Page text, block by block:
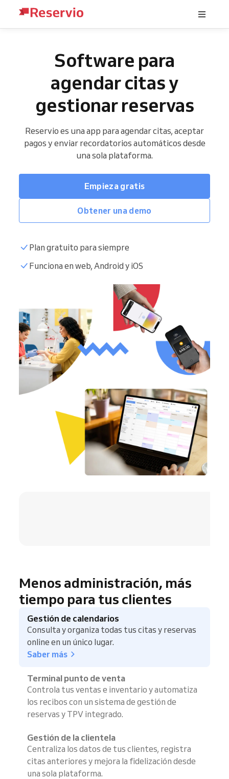
Software para
agendar citas y
gestionar reservas
Reservio es una app para agendar citas, aceptar
pagos y enviar recordatorios automáticos desde
una sola plataforma.
Empieza gratis
Obtener una demo
Plan gratuito para siempre
Funciona en web, Android y iOS
Menos administración, más
tiempo para tus clientes
Gestión de calendarios
Consulta y organiza todas tus citas y reservas
online en un único lugar.
Saber más
Terminal punto de venta
Controla tus ventas e inventario y automatiza
los recibos con un sistema de gestión de
reservas y TPV integrado.
Gestión de la clientela
Centraliza los datos de tus clientes, registra
citas anteriores y mejora la fidelización desde
una sola plataforma.